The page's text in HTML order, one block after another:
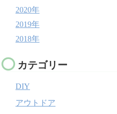
2020年
2019年
2018年
カテゴリー
DIY
アウトドア